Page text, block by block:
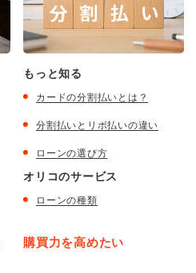
もっと知る
カードの分割払いとは？
分割払いとリボ払いの違い
ローンの選び方
オリコのサービス
ローンの種類
購買力を高めたい